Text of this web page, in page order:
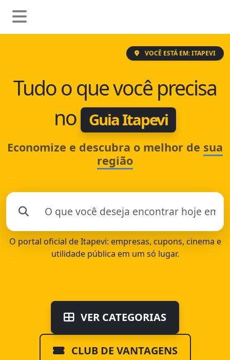
VOCÊ ESTÁ EM: ITAPEVI
Tudo o que você precisa
no
Guia Itapevi
Economize e descubra o melhor de sua
região
O portal oficial de Itapevi: empresas, cupons, cinema e
utilidade pública em um só lugar.
VER CATEGORIAS
CLUB DE VANTAGENS